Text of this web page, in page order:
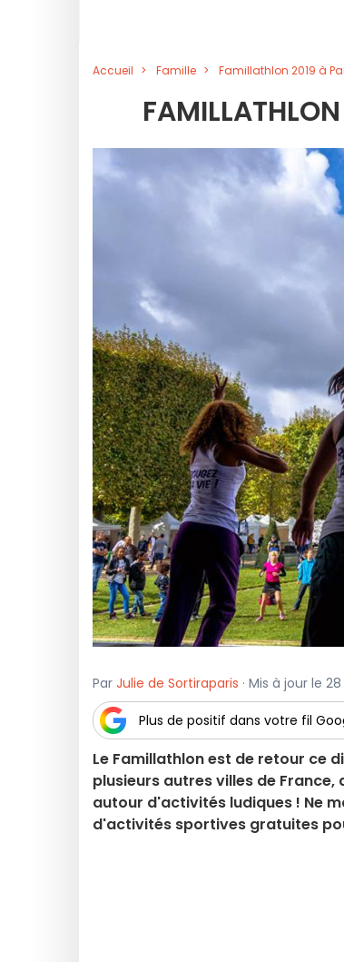
Accueil Famille Famillathlon 2019 à
Par Julie de Sortiraparis · Mis à jour le
Plus de positif dans votre fil
Le Famillathlon est de retour ce
plusieurs autres villes de
autour d'activités ludiques ! Ne
d'activités sportives gratuites